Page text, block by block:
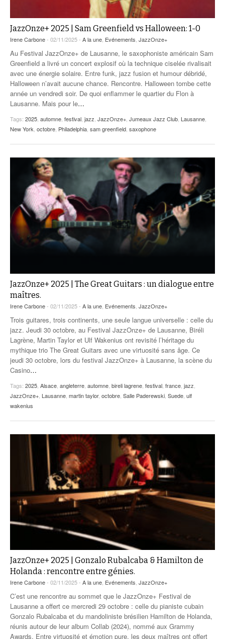
JazzOnze+ 2025 | Sam Greenfield vs Halloween: 1-0
Irene Carbone- 02/11/2025 - A la une, Evénements, JazzOnze+
Au Festival JazzOnze+ de Lausanne, le saxophoniste américain Sam
Greenfield a livré un concert explosif où la technique ciselée rivalisait
avec une énergie solaire. Entre funk, jazz fusion et humour débridé,
Halloween n’avait aucune chance. Rencontre. Halloween tombe cette
année un vendredi soir. De quoi enflammer le quartier du Flon à
Lausanne. Mais pour le…
Tags: 2025, automne, festival, jazz, JazzOnze+, Jumeaux Jazz Club, Lausanne,
New York, octobre, Philadelphia, sam greenfield, saxophone
JazzOnze+ 2025 | The Great Guitars : un dialogue entre
maîtres.
Irene Carbone- 02/11/2025 - A la une Evénements JazzOnze+
Trois guitares, trois continents, une seule langue universelle : celle du
jazz. Jeudi 30 octobre, au Festival JazzOnze+ de Lausanne, Biréli
Lagrène, Martin Taylor et Ulf Wakenius ont revisité l’héritage du
mythique trio The Great Guitars avec une virtuosité sans âge. Ce
jeudi 30 octobre, lors du festival JazzOnze+ à Lausanne, la scène du
Casino…
Tags: 2025 Alsace angleterre automne bireli lagrene festival france jazz
JazzOnze+ Lausanne martin taylor, octobre Salle Paderewski Suede ulf
wakenius
JazzOnze+ 2025 | Gonzalo Rubalcaba & Hamilton de
Holanda : rencontre entre génies.
Irene Carbone- 02/11/2025 - A la une, Evénements, JazzOnze+
C’est une rencontre au sommet que le JazzOnze+ Festival de
Lausanne a offert ce mercredi 29 octobre : celle du pianiste cubain
Gonzalo Rubalcaba et du mandoliniste brésilien Hamilton de Holanda,
réunis autour de leur album Collab (2024), nommé aux Grammy
Awards. Entre virtuosité et émotion pure, les deux maîtres ont offert